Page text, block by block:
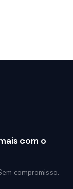
com o
compromisso.